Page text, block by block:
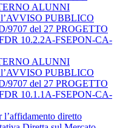
ALUNNI
PUBBLICO
9707 del 27 PROGETTO
10.2.2A-FSEPON-CA-
ALUNNI
PUBBLICO
9707 del 27 PROGETTO
10.1.1A-FSEPON-CA-
l’affidamento diretto